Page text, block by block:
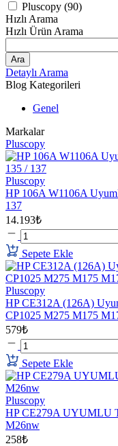
Pluscopy (90)
Hızlı Arama
Hızlı Ürün Arama
Ara
Detaylı Arama
Blog Kategorileri
Genel
Markalar
Pluscopy
Pluscopy
HP 106A W1106A
137
14.193₺
Sepete Ekle
Pluscopy
HP CE312A (126A)
CP1025 M275 M175
579₺
Sepete Ekle
Pluscopy
HP CE279A UYUMLU
M26nw
258₺